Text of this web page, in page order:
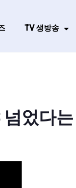
TV 생방송
었다